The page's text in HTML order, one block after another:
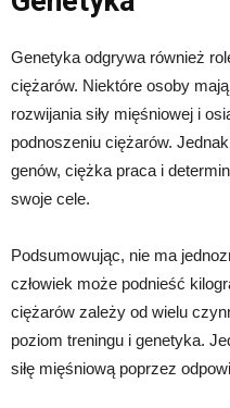
Genetyka odgrywa również
ciężarów. Niektóre osoby
rozwijania siły mięśniowej i
podnoszeniu ciężarów.
genów, ciężka praca i
swoje cele.
Podsumowując, nie ma
człowiek może podnieść
ciężarów zależy od wielu
poziom treningu i genetyka.
siłę mięśniową poprzez